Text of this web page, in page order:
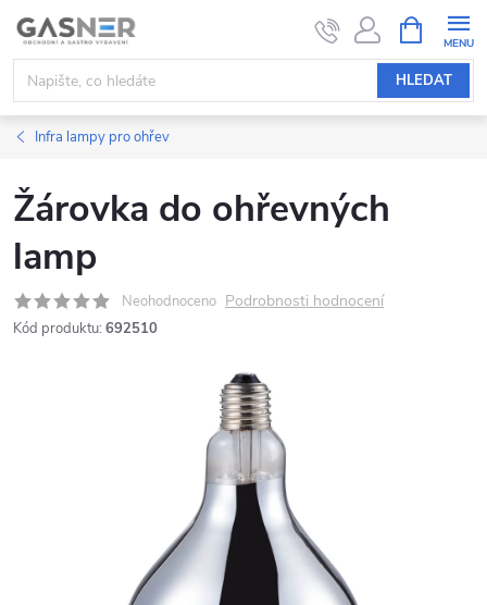
Přejít
obsah
HLEDAT
NÁKUPNÍ
KOŠÍK
Infra lampy pro ohřev
Žárovka do ohřevných
lamp
Neohodnoceno Podrobnosti hodnocení
Kód produktu: 692510